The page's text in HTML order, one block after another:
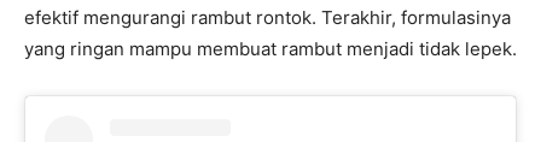
efektif mengurangi rambut rontok. Terakhir, formulasinya
yang ringan mampu membuat rambut menjadi tidak lepek.